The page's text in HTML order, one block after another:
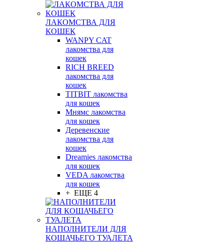
ЛАКОМСТВА ДЛЯ
КОШЕК
WANPY CAT
лакомства для
кошек
RICH BREED
лакомства для
кошек
TITBIT лакомства
для кошек
Мнямс лакомства
для кошек
Деревенские
лакомства для
кошек
Dreamies лакомства
для кошек
VEDA лакомства
для кошек
+ ЕЩЕ 4
НАПОЛНИТЕЛИ ДЛЯ
КОШАЧЬЕГО ТУАЛЕТА